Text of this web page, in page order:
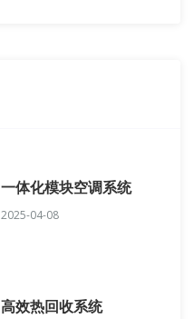
一体化模块空调系统
2025-04-08
高效热回收系统